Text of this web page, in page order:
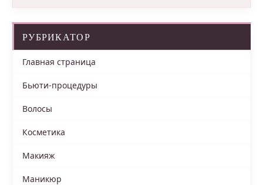
РУБРИКАТОР
Главная страница
Бьюти-процедуры
Волосы
Косметика
Макияж
Маникюр